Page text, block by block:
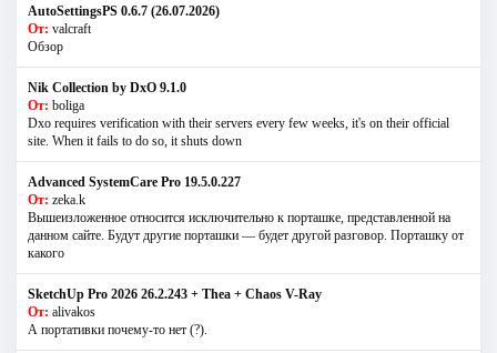
AutoSettingsPS 0.6.7 (26.07.2026)
От: valcraft
Обзор
Nik Collection by DxO 9.1.0
От: boliga
Dxo requires verification with their servers every few weeks, it's on their official
site. When it fails to do so, it shuts down
Advanced SystemCare Pro 19.5.0.227
От: zeka.k
Вышеизложенное относится исключительно к порташке, представленной на
данном сайте. Будут другие порташки — будет другой разговор. Порташку от
какого
SketchUp Pro 2026 26.2.243 + Thea + Chaos V-Ray
От: alivakos
А портативки почему-то нет (?).